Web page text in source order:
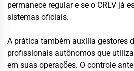
permanece regular e se o CRLV já
sistemas oficiais.
A prática também auxilia gestores
profissionais autônomos que
em suas operações. O controle